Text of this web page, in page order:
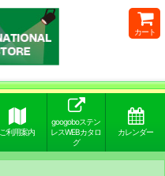
カート
ご利用案内
googoboステン
レスWEBカタロ
グ
カレンダー